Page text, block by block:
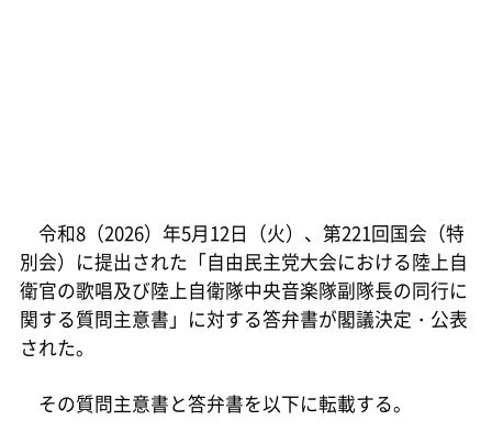
令和8（2026）年5月12日（火）、第221回国会（特
別会）に提出された「自由民主党大会における陸上自
衛官の歌唱及び陸上自衛隊中央音楽隊副隊長の同行に
関する質問主意書」に対する答弁書が閣議決定・公表
された。
その質問主意書と答弁書を以下に転載する。